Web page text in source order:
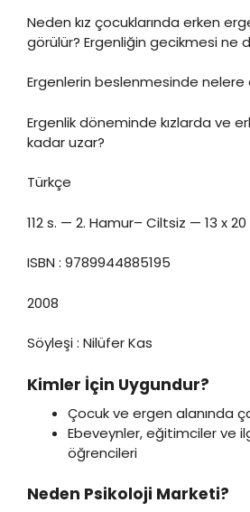
Neden kız çocuklarında erken
görülür? Ergenliğin gecikmesi ne
Ergenlerin beslenmesinde nelere
Ergenlik döneminde kızlarda ve
kadar uzar?
Türkçe
112 s. — 2. Hamur– Ciltsiz — 13 x
ISBN : 9789944885195
2008
Söyleşi : Nilüfer Kas
Kimler İçin Uygundur?
Çocuk ve ergen alanında
Ebeveynler, eğitimciler ve
öğrencileri
Neden Psikoloji Marketi?